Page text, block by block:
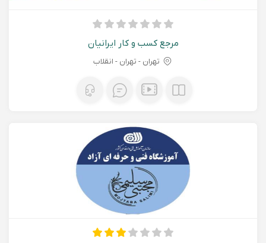
مرجع کسب و کار ایرانیان
تهران - تهران - انقلاب